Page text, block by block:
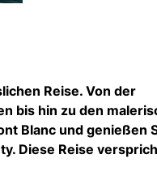
Reise. Von der
bis hin zu den
Blanc und genießen
Diese Reise